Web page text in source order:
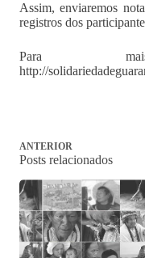
Assim, enviaremos
registros dos
Para mais
http://
ANTERIOR
Posts relacionados